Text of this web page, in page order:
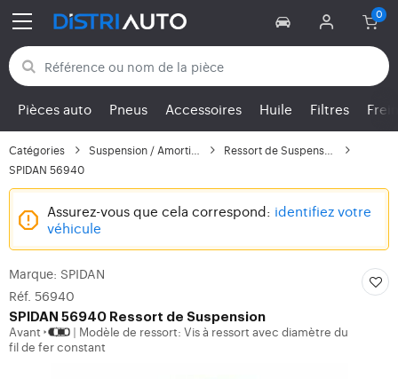
Retour aux catégories
Pièces auto Pneus Accessoires Huile Filtres
Catégories
SPIDAN 56940
Assurez-vous que cela correspond: identifiez votre
véhicule
Marque: SPIDAN
Réf. 56940
SPIDAN 56940 Ressort de Suspension
Avant
Modèle de ressort: Vis à ressort avec diamètre du
fil de fer constant